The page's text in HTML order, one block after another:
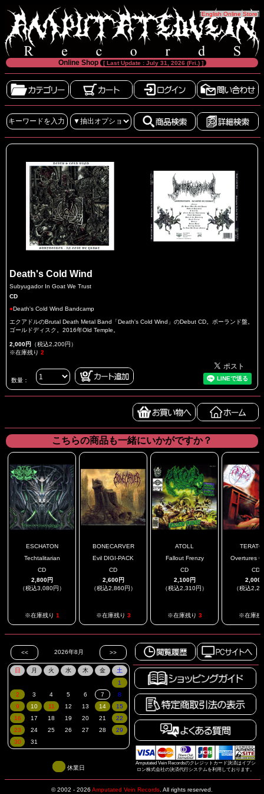
[English Online Store]
Online Shop [ Last Update : July 31, 2026 (Fri.) ]
Death's Cold Wind
Subyugador In Goat We Trust
CD
●Death's Cold Wind Bandcamp
エクアドルのBrutal Death Metal Band「Death's Cold Wind」のDebut CD。ポーランド盤。
ゴールドディスク。2016年Old Temple。
2,000円 （税込2,200円）
※在庫残り 2
数量：
こちらの商品も一緒にいかがですか？
ESCHATON
Techtalitarian
CD
2,800円
（税込3,080円）
※在庫残り 1
BONECARVER
Evil DIGI-PACK
CD
2,600円
（税込2,860円）
※在庫残り 3
ATOLL
Fallout Frenzy
CD
2,100円
（税込2,310円）
※在庫残り 3
Overtures
CD
2,000
（税込
※在庫残
Amputated Vein Recordsのクレジットカード決済はイプシ
ロン株式会社の決済代行システムを利用しております。
休業日
© 2002 - 2026 Amputated Vein Records All rights reserved.